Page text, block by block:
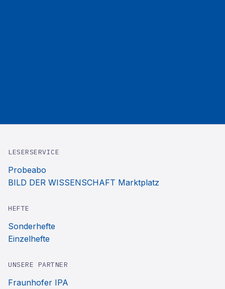
LESERSERVICE
Probeabo
BILD DER WISSENSCHAFT Marktplatz
HEFTE
Sonderhefte
Einzelhefte
UNSERE PARTNER
Fraunhofer IPA